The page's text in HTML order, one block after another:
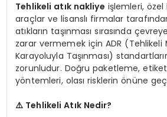
Tehlikeli atık nakliye işlemleri, özel
araçlar ve lisanslı firmalar
atıkların taşınması sırasında
zarar vermemek için ADR (Tehlikeli
Karayoluyla Taşınması)
zorunludur. Doğru paketleme,
yöntemleri, olası risklerin önüne
⚠️ Tehlikeli Atık Nedir?